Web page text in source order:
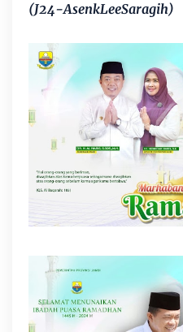
(J24-AsenkLeeSaragih)